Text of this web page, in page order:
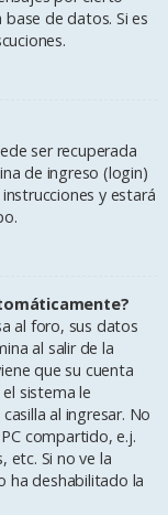
de datos. Si es
ser recuperada
de ingreso (login)
instrucciones y estará
al foro, sus datos
al salir de la
que su cuenta
sistema le
al ingresar. No
compartido, e.j.
etc. Si no ve la
ha deshabilitado la